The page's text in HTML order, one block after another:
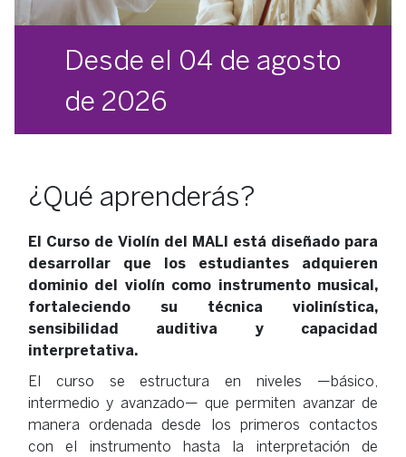
Desde el 04 de agosto
de 2026
¿Qué aprenderás?
El Curso de Violín del MALI está diseñado para
desarrollar que los estudiantes adquieren
dominio del violín como instrumento musical,
fortaleciendo su técnica violinística,
sensibilidad auditiva y capacidad
interpretativa.
El curso se estructura en niveles —básico,
intermedio y avanzado— que permiten avanzar de
manera ordenada desde los primeros contactos
con el instrumento hasta la interpretación de